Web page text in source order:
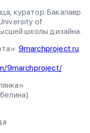
куратор. Бакалавр
of
школы дизайна.
9marchproject.ru
9marchproject/